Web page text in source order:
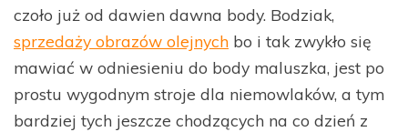
czoło już od dawien dawna body. Bodziak,
sprzedaży obrazów olejnych bo i tak zwykło się
mawiać w odniesieniu do body maluszka, jest po
prostu wygodnym stroje dla niemowlaków, a tym
bardziej tych jeszcze chodzących na co dzień z